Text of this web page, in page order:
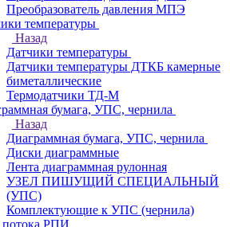
Преобразователь давления МПЭ
температуры
Назад
Датчики температуры
Датчики температуры ДТКБ камерные
биметаллические
Термодатчики ТД-М
бумага, УПС, чернила
Назад
Диаграммная бумага, УПС, чернила
Диски диаграммные
Лента диаграммная рулонная
УЗЕЛ ПИШУЩИЙ СПЕЦИАЛЬНЫЙ
(УПС)
Комплектующие к УПС (чернила)
потока РПИ